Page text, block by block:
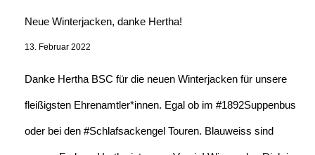
Neue Winterjacken, danke Hertha!
13. Februar 2022
Danke Hertha BSC für die neuen Winterjacken für unsere
fleißigsten Ehrenamtler*innen. Egal ob im #1892Suppenbus
oder bei den #Schlafsackengel Touren. Blauweiss sind